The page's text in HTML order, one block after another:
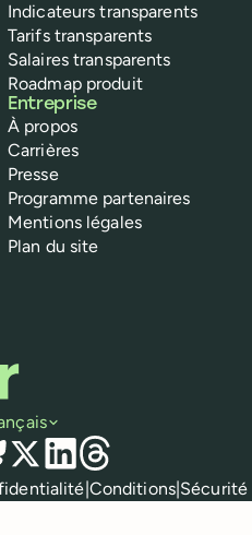
Indicateurs transparents
Tarifs transparents
Salaires transparents
Roadmap produit
Entreprise
À propos
Carrières
Presse
Programme partenaires
Mentions légales
Plan du site
X LinkedIn
Threads
|Conditions|Sécurité